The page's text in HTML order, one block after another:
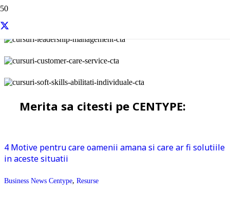
Merita sa citesti pe CENTYPE:
4 Motive pentru care oamenii amana si care ar fi solutiile
in aceste situatii
Business News Centype, Resurse